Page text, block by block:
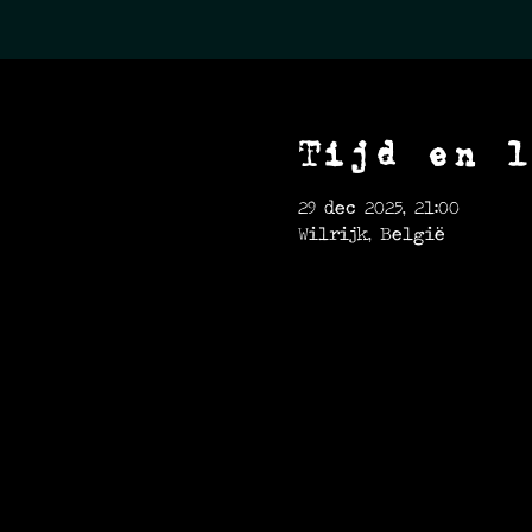
Tijd en
29 dec 2025, 21:00
Wilrijk, België